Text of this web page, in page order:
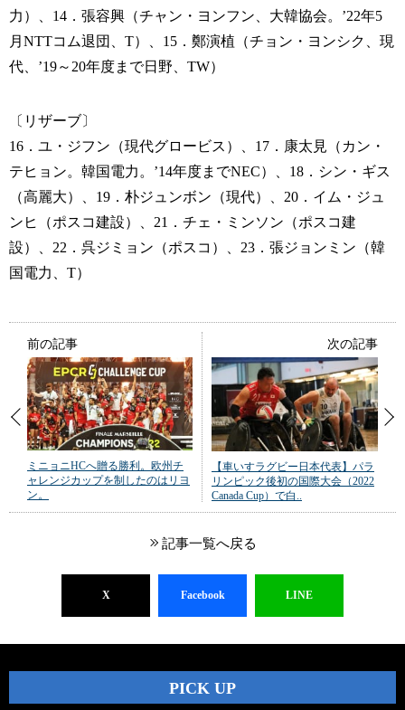
力）、14．張容興（チャン・ヨンフン、大韓協会。’22年5
月NTTコム退団、T）、15．鄭演植（チョン・ヨンシク、現
代、’19～20年度まで日野、TW）
〔リザーブ〕
16．ユ・ジフン（現代グロービス）、17．康太見（カン・
テヒョン。韓国電力。’14年度までNEC）、18．シン・ギス
（高麗大）、19．朴ジュンボン（現代）、20．イム・ジュ
ンヒ（ポスコ建設）、21．チェ・ミンソン（ポスコ建
設）、22．呉ジミョン（ポスコ）、23．張ジョンミン（韓
国電力、T）
前の記事
ミニョニHCへ贈る勝利。欧州チ
ャレンジカップを制したのはリヨ
ン。
次の記事
【車いすラグビー日本代表】パラ
リンピック後初の国際大会（2022
Canada Cup）で白..
記事一覧へ戻る
X Facebook LINE
PICK UP